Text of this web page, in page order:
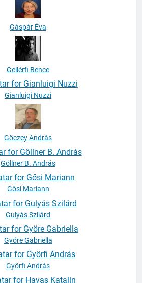
Gáspár Éva
Gellérfi Bence
Gianluigi Nuzzi
Göczey András
Göllner B. András
Gősi Mariann
Gulyás Szilárd
Györe Gabriella
Györfi András